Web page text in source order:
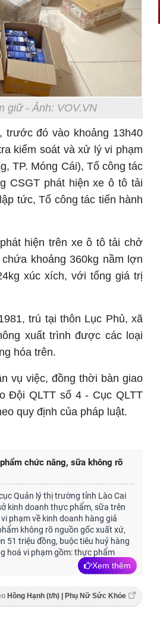
giữ - Ảnh: VOV.VN
trước đó vào khoảng 13h40
kiểm soát và xử lý vi phạm
TP. Móng Cái), Tổ công tác
CSGT phát hiện xe ô tô tải
tức, Tổ công tác tiến hành
hiện trên xe ô tô tải chở
khoảng 360kg nầm lợn
xúc xích, với tổng giá trị
trú tại thôn Lục Phủ, xã
xuất trình được các loại
hóa trên.
vụ việc, đồng thời bàn giao
Đội QLTT số 4 - Cục QLTT
quy định của pháp luật.
chức năng, sữa không rõ
Quản lý thị trường tỉnh Lào Cai
kinh doanh thực phẩm, sữa trên
phạm về kinh doanh hàng giả
không rõ nguồn gốc xuất xứ,
51 triệu đồng, buộc tiêu huỷ hàng
hoá vi phạm gồm: thực phẩm
Xem thêm
Hồng Hạnh (t/h) | Phụ Nữ Sức Khỏe